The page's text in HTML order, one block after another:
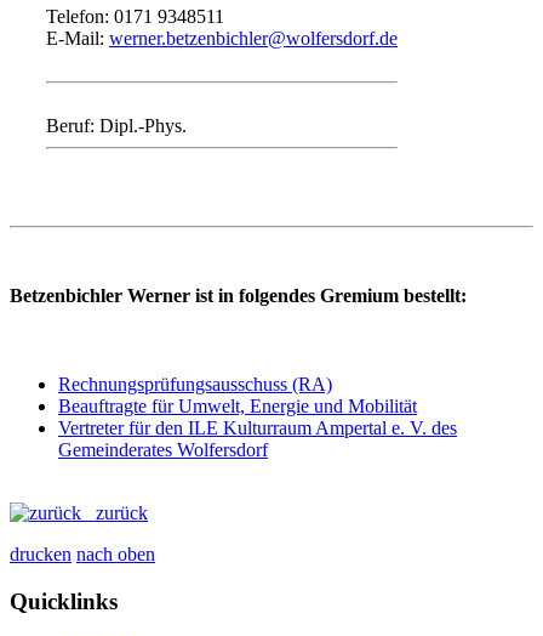
Telefon: 0171 9348511
E-Mail: werner.betzenbichler@wolfersdorf.de
Beruf: Dipl.-Phys.
Betzenbichler Werner ist in folgendes Gremium bestellt:
Rechnungsprüfungsausschuss (RA)
Beauftragte für Umwelt, Energie und Mobilität
Vertreter für den ILE Kulturraum Ampertal e. V. des
Gemeinderates Wolfersdorf
zurück
drucken nach oben
Quicklinks